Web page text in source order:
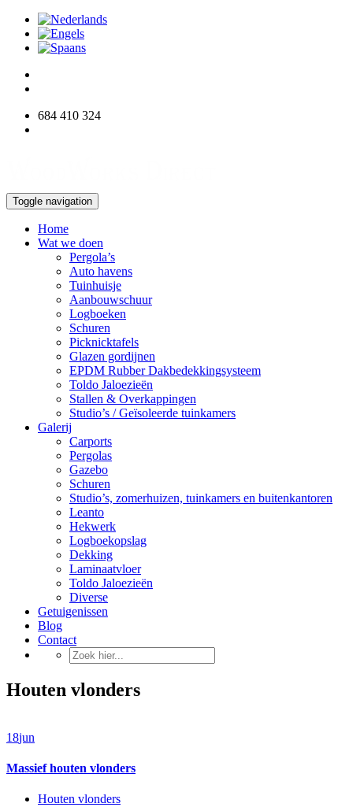
684 410 324
Toggle navigation
Home
Wat we doen
Pergola’s
Auto havens
Tuinhuisje
Aanbouwschuur
Logboeken
Schuren
Picknicktafels
Glazen gordijnen
EPDM Rubber Dakbedekkingsysteem
Toldo Jaloezieën
Stallen & Overkappingen
Studio’s / Geïsoleerde tuinkamers
Galerij
Carports
Pergolas
Gazebo
Schuren
Studio’s, zomerhuizen, tuinkamers en buitenkantoren
Leanto
Hekwerk
Logboekopslag
Dekking
Laminaatvloer
Toldo Jaloezieën
Diverse
Getuigenissen
Blog
Contact
Houten vlonders
18jun
Massief houten vlonders
Houten vlonders